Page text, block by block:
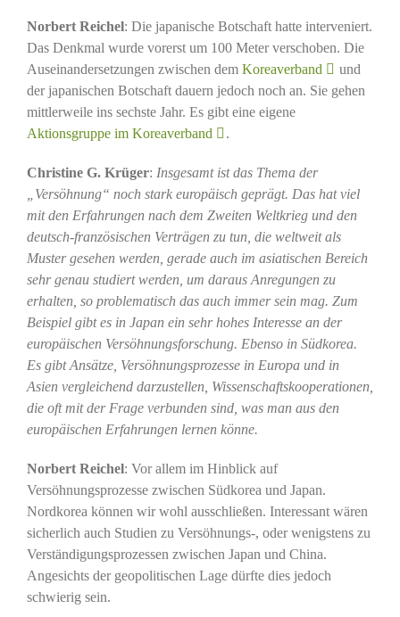
Norbert Reichel: Die japanische Botschaft hatte interveniert.
Das Denkmal wurde vorerst um 100 Meter verschoben. Die
Auseinandersetzungen zwischen dem Koreaverband
und
der japanischen Botschaft dauern jedoch noch an. Sie gehen
mittlerweile ins sechste Jahr. Es gibt eine eigene
Aktionsgruppe im Koreaverband
.
Christine G. Krüger: Insgesamt ist das Thema der
„Versöhnung“ noch stark europäisch geprägt. Das hat viel
mit den Erfahrungen nach dem Zweiten Weltkrieg und den
deutsch-französischen Verträgen zu tun, die weltweit als
Muster gesehen werden, gerade auch im asiatischen Bereich
sehr genau studiert werden, um daraus Anregungen zu
erhalten, so problematisch das auch immer sein mag. Zum
Beispiel gibt es in Japan ein sehr hohes Interesse an der
europäischen Versöhnungsforschung. Ebenso in Südkorea.
Es gibt Ansätze, Versöhnungsprozesse in Europa und in
Asien vergleichend darzustellen, Wissenschaftskooperationen,
die oft mit der Frage verbunden sind, was man aus den
europäischen Erfahrungen lernen könne.
Norbert Reichel: Vor allem im Hinblick auf
Versöhnungsprozesse zwischen Südkorea und Japan.
Nordkorea können wir wohl ausschließen. Interessant wären
sicherlich auch Studien zu Versöhnungs-, oder wenigstens zu
Verständigungsprozessen zwischen Japan und China.
Angesichts der geopolitischen Lage dürfte dies jedoch
schwierig sein.